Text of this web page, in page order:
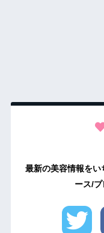
最新の美容情報をい
ース/